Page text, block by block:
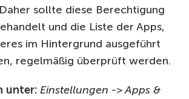
sollte diese Berechtigung
und die Liste der Apps,
im Hintergrund ausgeführt
regelmäßig überprüft werden.
unter: Einstellungen -> Apps &